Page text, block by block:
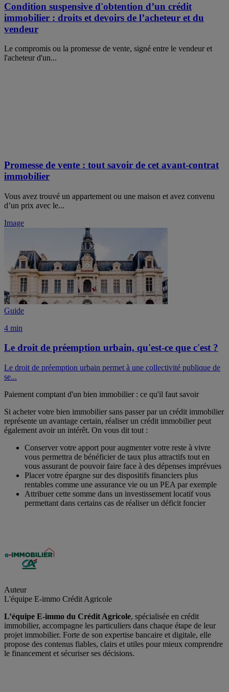
Condition suspensive d'obtention d’un crédit
immobilier : droits et devoirs de l’acheteur et du
vendeur
Le compromis ou la promesse de vente, signé entre le vendeur et
l'acheteur d'un...
Promesse de vente : tout savoir de cet avant-contrat
immobilier
Vous avez trouvé un appartement ou une maison et avez convenu
d’un prix avec le...
Image
Guide
4 min
Le droit de préemption urbain, qu'est-ce que c'est ?
Le droit de préemption urbain permet à une collectivité publique de
se...
Paiement comptant d'un bien immobilier : ce qu'il faut savoir
Si acheter votre bien immobilier sans passer par un crédit immobilier
représente un avantage certain, réaliser un crédit immobilier peut
également avoir un intérêt. On vous dit tout :
Conserver votre apport pour augmenter votre reste à vivre
vous permettra de bénéficier de taux plus attractifs tout en
vous assurant de pouvoir faire face à des dépenses imprévues
Placer votre épargne sur des dispositifs financiers plus
rentables comme une assurance vie ou un PEA par exemple
Attribuer cette somme dans un investissement locatif vous
permettant dans certains cas de réaliser un déficit foncier
Auteur
L'équipe E-immo Crédit Agricole
L’équipe E-immo du Crédit Agricole, spécialisée en crédit
immobilier, accompagne les particuliers dans chaque étape de leur
projet immobilier. Forte de son expertise bancaire et digitale, elle
propose des contenus fiables, clairs et utiles pour mieux comprendre
le financement et sécuriser ses décisions.